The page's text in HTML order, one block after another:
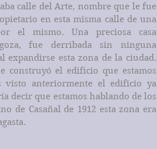
calle del Arte, nombre que le fue
en esta misma calle de una
el mismo. Una preciosa casa
fue derribada sin ninguna
expandirse esta zona de la ciudad.
construyó el edificio que estamos
visto anteriormente el edificio ya
decir que estamos hablando de los
de Casañal de 1912 esta zona era